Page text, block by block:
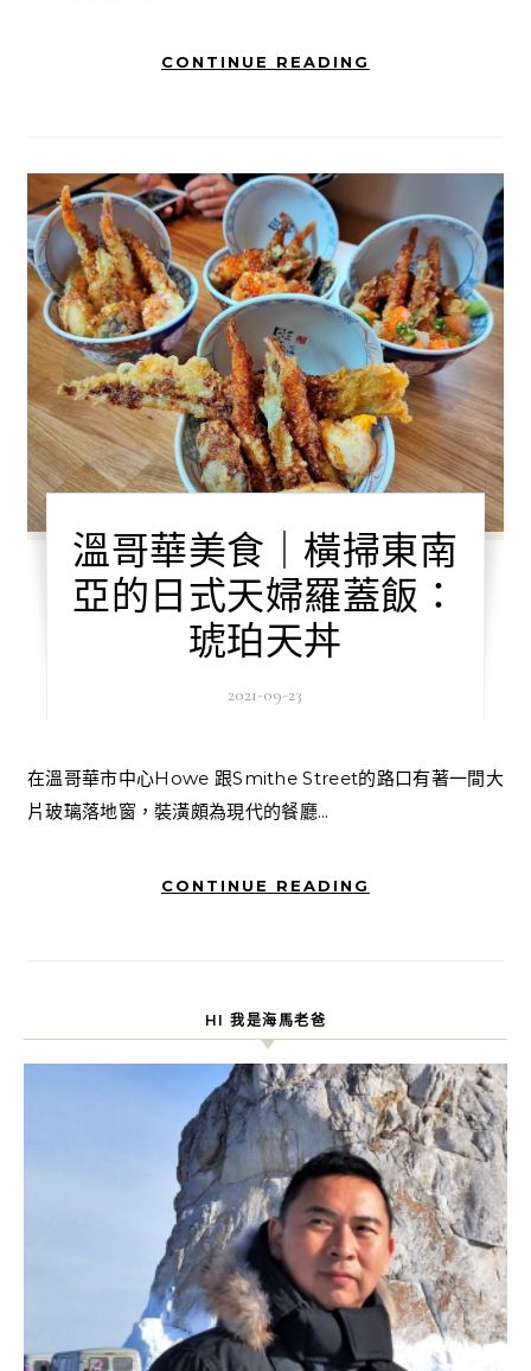
CONTINUE READING
溫哥華美食｜橫掃東南
亞的日式天婦羅蓋飯：
琥珀天丼
2021-09-23
在溫哥華市中心Howe 跟Smithe Street的路口有著一間大
片玻璃落地窗，裝潢頗為現代的餐廳...
CONTINUE READING
HI 我是海馬老爸